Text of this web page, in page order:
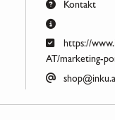
Kontakt
https://
AT/marketing-